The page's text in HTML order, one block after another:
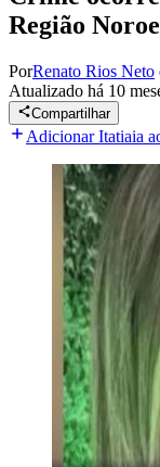
Região
PorRenato Rios Neto
Atualizado há 10
Compartilhar
Adicionar Itatiaia